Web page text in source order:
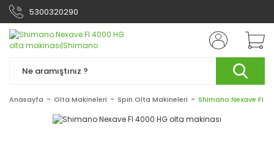
5300320290
Anasayfa Olta Makineleri Spin Olta Makineleri Shimano Nexave FI